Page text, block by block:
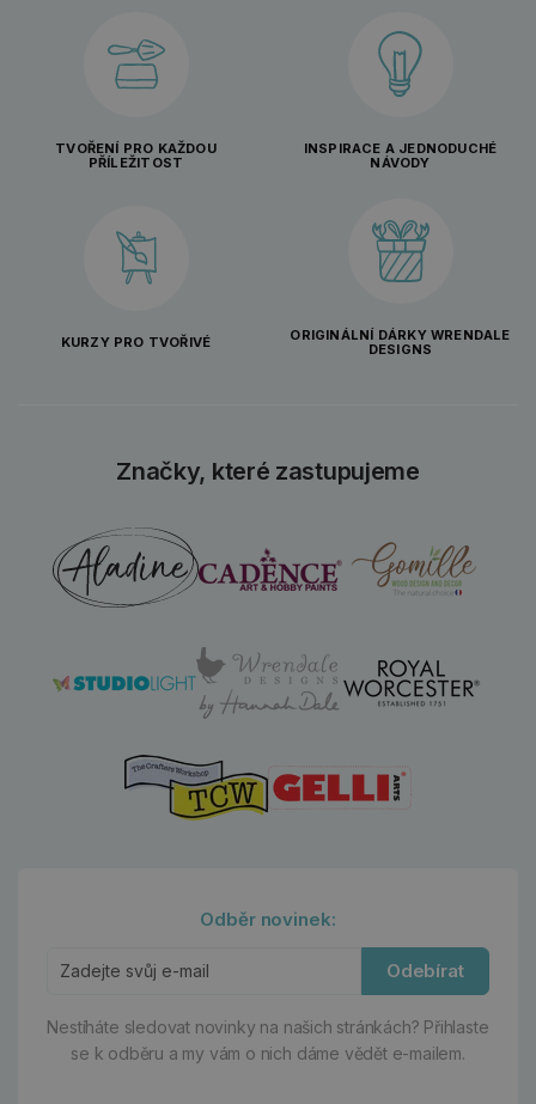
TVOŘENÍ PRO KAŽDOU
PŘÍLEŽITOST
INSPIRACE A JEDNODUCHÉ
NÁVODY
KURZY PRO TVOŘIVÉ
ORIGINÁLNÍ DÁRKY WRENDALE
DESIGNS
Značky, které zastupujeme
Odběr novinek:
Odebírat
Nestíháte sledovat novinky na našich stránkách? Přihlaste
se k odběru a my vám o nich dáme vědět e-mailem.